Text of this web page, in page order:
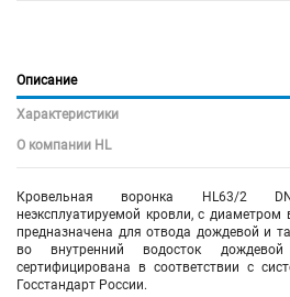
Описание
Характеристики
О компании HL
Кровельная воронка HL63/2
неэксплуатируемой кровли, с диаметром
предназначена для отвода дождевой и
во внутренний водосток дождевой
сертифицирована в соответствии с
Госстандарт России.